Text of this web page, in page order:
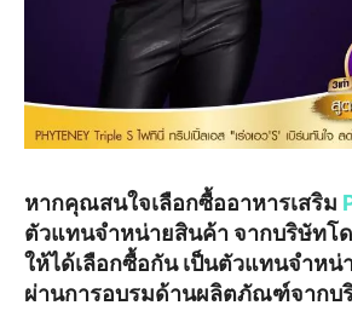
หากคุณสนใจเลือกซื้ออาหารเสริม
ตัวแทนจำหน่ายสินค้า จากบริษัทโ
ให้ได้เลือกซื้อกัน เป็นตัวแทนจำห
ผ่านการอบรมด้านผลิตภัณฑ์จากบ